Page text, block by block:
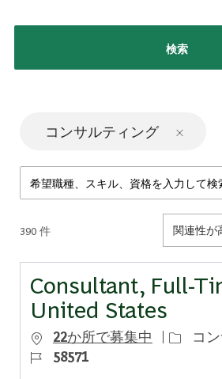
検索
コンサルティング
Search from below list
390 件
Consultant, Full-
United States
22か所で募集中 カテゴ
コ
58571